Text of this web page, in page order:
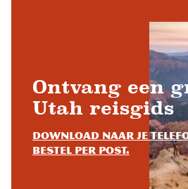
Ontvang een
Utah reisgids
Download naar je
bestel per post.